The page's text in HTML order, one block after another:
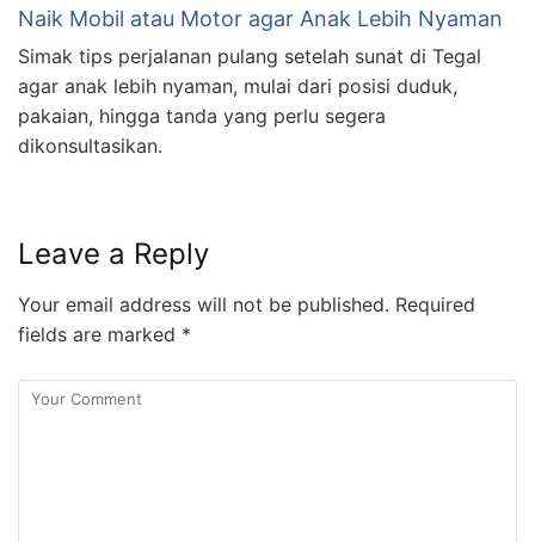
Naik Mobil atau Motor agar Anak Lebih Nyaman
Simak tips perjalanan pulang setelah sunat di Tegal
agar anak lebih nyaman, mulai dari posisi duduk,
pakaian, hingga tanda yang perlu segera
dikonsultasikan.
Leave a Reply
Your email address will not be published. Required
fields are marked *